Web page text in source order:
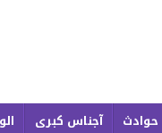
حوادث آجناس كبرى